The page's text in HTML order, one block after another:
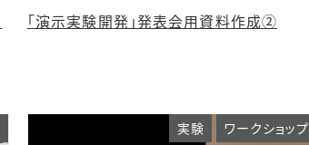
「演示実験開発」発表会用資料作成②
実験 ワークショップ